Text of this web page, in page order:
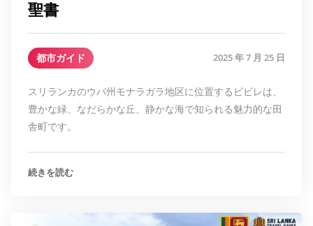
聖書
都市ガイド 2025 年 7 月 25 日
スリランカのウバ州モナラガラ地区に位置するビビレは、
豊かな緑、なだらかな丘、静かな海で知られる魅力的な田
舎町です。
続きを読む